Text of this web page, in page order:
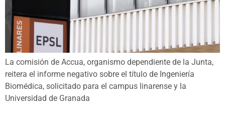
La comisión de Accua, organismo dependiente de la Junta,
reitera el informe negativo sobre el título de Ingeniería
Biomédica, solicitado para el campus linarense y la
Universidad de Granada